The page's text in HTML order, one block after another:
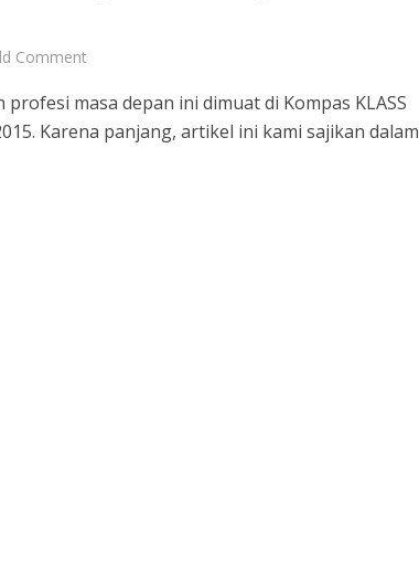
Comment
masa depan ini dimuat di Kompas KLASS
Karena panjang, artikel ini kami sajikan dalam